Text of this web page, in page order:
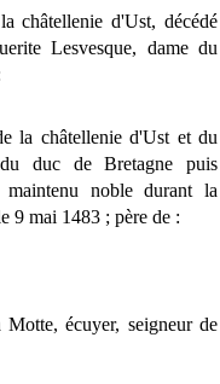
châtellenie d'Ust, décédé
Lesvesque, dame du
la châtellenie d'Ust et du
duc de Bretagne puis
noble durant la
9 mai 1483 ; père de :
Motte, écuyer, seigneur de